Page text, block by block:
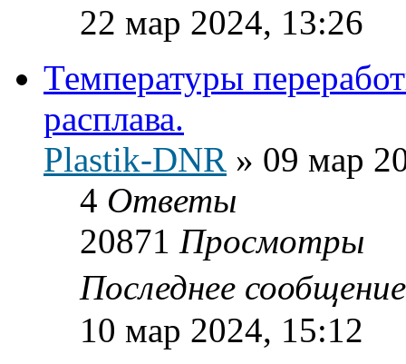
22 мар 2024, 13:26
Температуры
расплава.
Plastik-DNR » 09 мар
4 Ответы
20871 Просмотры
Последнее
10 мар 2024, 15:12